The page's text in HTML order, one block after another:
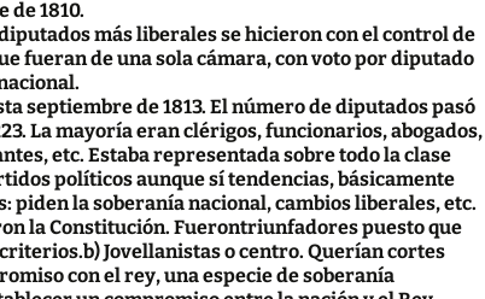
1810.
más liberales se hicieron con el control de
fueran de una sola cámara, con voto por diputado
.
septiembre de 1813. El número de diputados pasó
La mayoría eran clérigos, funcionarios, abogados,
etc. Estaba representada sobre todo la clase
políticos aunque sí tendencias, básicamente
piden la soberanía nacional, cambios liberales, etc.
la Constitución. Fuerontriunfadores puesto que
Jovellanistas o centro. Querían cortes
con el rey, una especie de soberanía